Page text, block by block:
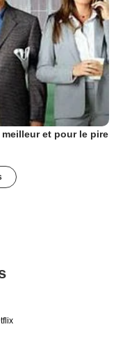
meilleur et pour le pire